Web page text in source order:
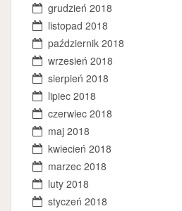
grudzień 2018
listopad 2018
październik 2018
wrzesień 2018
sierpień 2018
lipiec 2018
czerwiec 2018
maj 2018
kwiecień 2018
marzec 2018
luty 2018
styczeń 2018